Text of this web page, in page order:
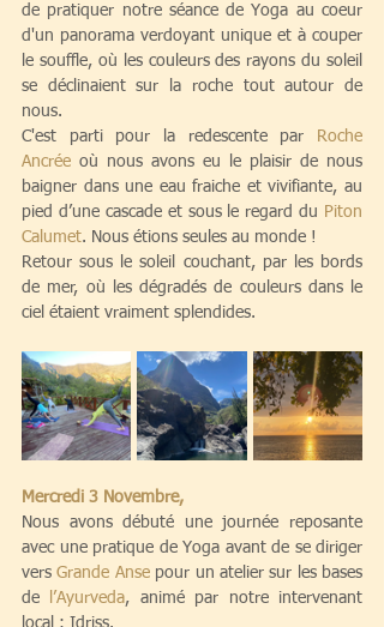
de pratiquer notre séance de Yoga au coeur
d'un panorama verdoyant unique et à couper
le souffle, où les couleurs des rayons du soleil
se déclinaient sur la roche tout autour de
nous.
C'est parti pour la redescente par
Roche
Ancrée où nous avons eu le plaisir de nous
baigner dans une eau fraiche et vivifiante, au
pied d’une cascade et sous le regard du Piton
Calumet. Nous étions seules au monde !
Retour sous le soleil couchant, par les bords
de mer, où les dégradés de couleurs dans le
ciel étaient vraiment splendides.
Mercredi 3 Novembre,
Nous avons débuté une journée reposante
avec une pratique de Yoga avant de se diriger
vers Grande Anse pour un atelier sur les bases
de
l’Ayurveda, animé par notre intervenant
local : Idriss.